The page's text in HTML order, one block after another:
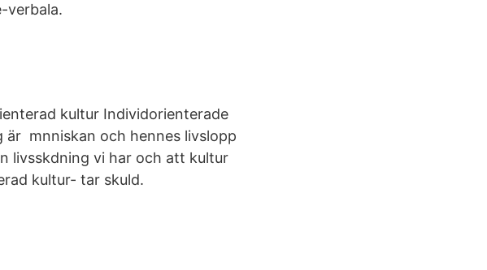
verbala.
kultur Individorienterade
är mnniskan och hennes livslopp
livsskdning vi har och att kultur
kultur- tar skuld.